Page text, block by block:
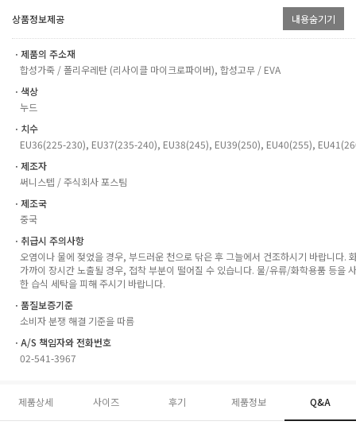
상품정보제공 내용숨기기
ㆍ제품의 주소재
합성가죽 / 폴리우레탄 (리사이클 마이크로파이버), 합성고무 / EVA
ㆍ색상
누드
ㆍ치수
EU36(225-230), EU37(235-240), EU38(245), EU39(250), EU40(255),
ㆍ제조자
써니스텝 / 주식회사 포스팀
ㆍ제조국
중국
ㆍ취급시 주의사항
오염이나 물에 젖었을 경우, 부드러운 천으로 닦은 후 그늘에서 건조하시기 바랍니다.
가까이 장시간 노출될 경우, 접착 부분이 떨어질 수 있습니다. 물/유류/화학용품 등을
한 습식 세탁을 피해 주시기 바랍니다.
ㆍ품질보증기준
소비자 분쟁 해결 기준을 따름
ㆍA/S 책임자와 전화번호
02-541-3967
제품상세 사이즈 후기 제품정보 Q&A